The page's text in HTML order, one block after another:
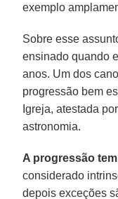
exemplo
Sobre esse
ensinado quando
anos. Um dos
progressão bem
Igreja, atestada
astronomia.
A progressão
considerado
depois exceções